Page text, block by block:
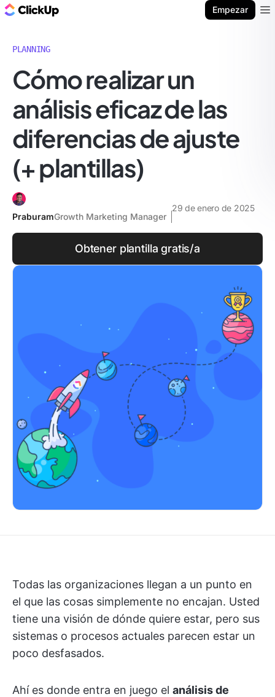
Empezar
PLANNING
Cómo realizar un
análisis eficaz de las
diferencias de ajuste
(+ plantillas)
PraburamGrowth Marketing Manager
29 de enero de 2025
Obtener plantilla gratis/a
Todas las organizaciones llegan a un punto en
el que las cosas simplemente no encajan. Usted
tiene una visión de dónde quiere estar, pero sus
sistemas o procesos actuales parecen estar un
poco desfasados.
Ahí es donde entra en juego el análisis de